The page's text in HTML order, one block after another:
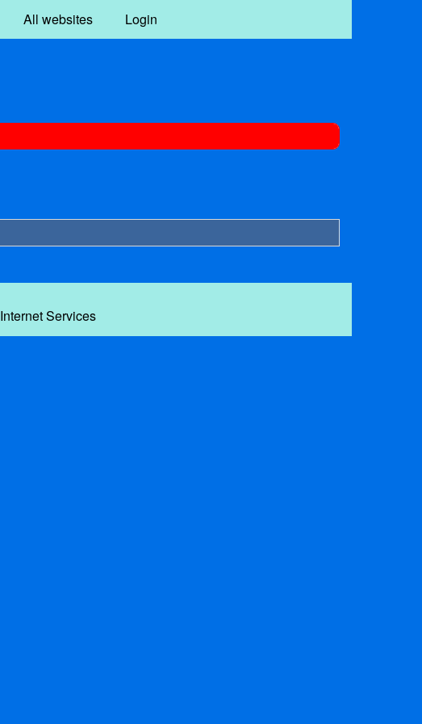
All websites Login
Services